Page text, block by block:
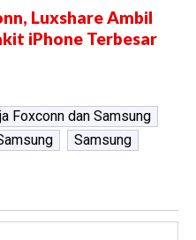
Luxshare Ambil
iPhone Terbesar
Foxconn dan Samsung
Samsung